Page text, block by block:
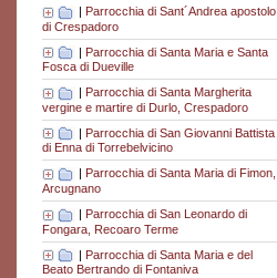
Parrocchia di Sant´Andrea apostolo
di Crespadoro
| Parrocchia di Santa Maria e Santa
Fosca di Dueville
Parrocchia di Santa Margherita
vergine e martire di Durlo, Crespadoro
| Parrocchia di San Giovanni Battista
di Enna di Torrebelvicino
Parrocchia di Santa Maria di Fimon,
Arcugnano
| Parrocchia di San Leonardo di
Fongara, Recoaro Terme
| Parrocchia di Santa Maria e del
Beato Bertrando di Fontaniva